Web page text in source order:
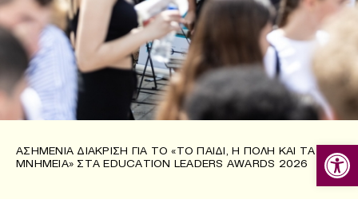
ΑΣΗΜΈΝΙΑ ΔΙΆΚΡΙΣΗ ΓΙΑ ΤΟ «ΤΟ ΠΑΙΔΊ, Η ΠΌΛΗ ΚΑΙ ΤΑ
ΜΝΗΜΕΊΑ» ΣΤΑ EDUCATION LEADERS AWARDS 2026